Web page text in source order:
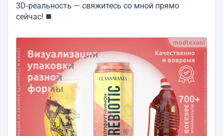
3D‑реальность — свяжитесь со мной прямо
сейчас! ⯀